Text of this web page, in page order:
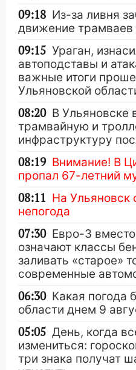
09:18 Из-за ливня
движение трамваев
09:15 Ураган,
автоподставы и
важные итоги
Ульяновской
08:20 В Ульяновске
трамвайную и
инфраструктуру
08:19 Внимание! В
пропал 67-летний
08:11 На Ульяновск
непогода
07:30 Евро-3
означают классы
заливать «старое»
современные
06:30 Какая погода
области днем 9
05:05 День, когда
измениться:
три знака получат